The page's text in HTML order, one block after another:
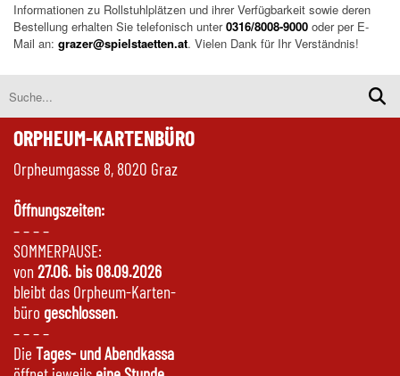
Informationen zu Rollstuhlplätzen und ihrer Verfügbarkeit sowie deren
Bestellung erhalten Sie telefonisch unter0316/8008-9000 oder per E-
Mail an: grazer@spielstaetten.at. Vielen Dank für Ihr Verständnis!
ORPHEUM-KARTENBÜRO
Orpheumgasse 8, 8020 Graz
Öffnungszeiten:
– – – –
SOMMERPAUSE:
von 27.06. bis 08.09.2026
bleibt das Orpheum-Karten-
büro geschlossen.
– – – –
Die Tages- und Abendkassa